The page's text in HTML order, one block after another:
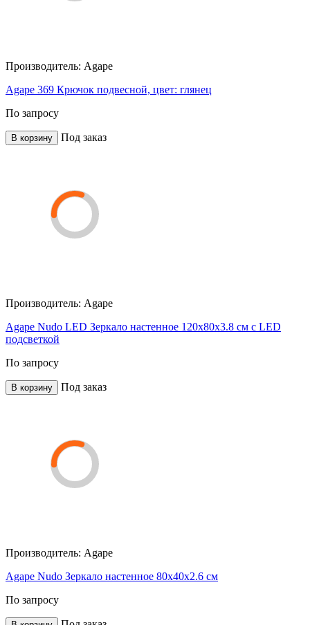
Производитель: Agape
Agape 369 Крючок подвесной, цвет: глянец
По запросу
В корзину Под заказ
Производитель: Agape
Agape Nudo LED Зеркало настенное 120x80x3.8 см с LED
подсветкой
По запросу
В корзину Под заказ
Производитель: Agape
Agape Nudo Зеркало настенное 80x40x2.6 см
По запросу